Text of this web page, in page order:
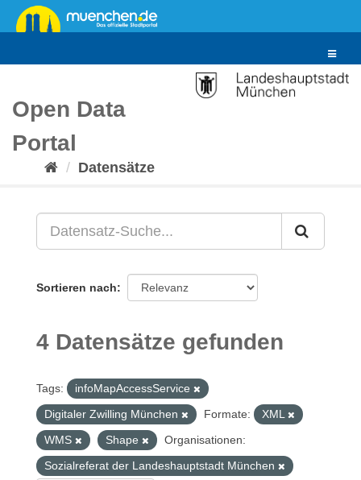
Überspringen
zum
Toggle
Open Data
Portal
Datensätze
Sortieren nach
4 Datensätze gefunden
Tags:
infoMapAccessService
Digitaler Zwilling München
Formate:
XML
WMS
Shape
Organisationen:
Sozialreferat der Landeshauptstadt München